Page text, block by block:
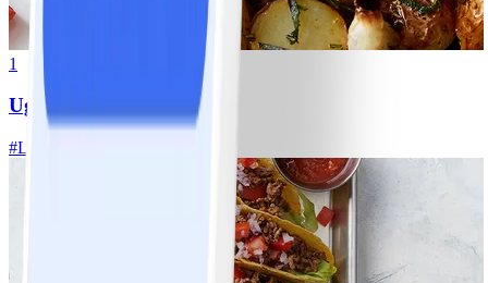
1
Ugnsrostad potatis
#Lätt